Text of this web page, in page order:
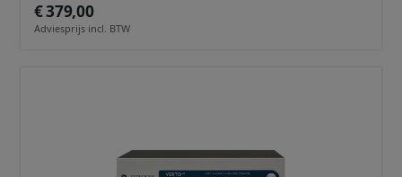
€ 379,00
Adviesprijs incl. BTW